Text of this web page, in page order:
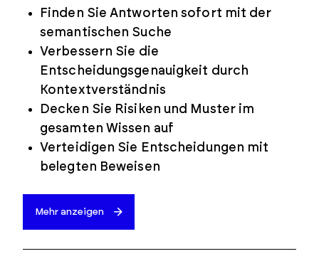
Finden Sie Antworten sofort mit der
semantischen Suche
Verbessern Sie die
Entscheidungsgenauigkeit durch
Kontextverständnis
Decken Sie Risiken und Muster im
gesamten Wissen auf
Verteidigen Sie Entscheidungen mit
belegten Beweisen
Mehr anzeigen